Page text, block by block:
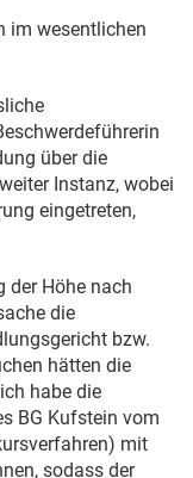
im wesentlichen
über die
Instanz, wobei
eingetreten,
der Höhe nach
die
bzw.
hätten die
habe die
BG Kufstein vom
mit
sodass der